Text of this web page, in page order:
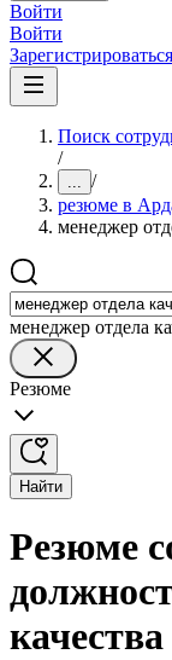
Войти
Войти
Зарегистрироваться
Поиск
/
... /
резюме в
менеджер
менеджер отдела
Резюме
Найти
Резюме